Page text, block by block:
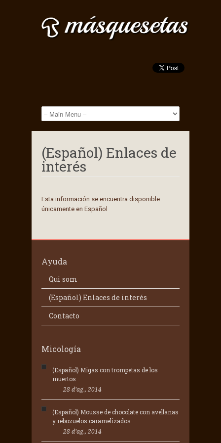
(Español) Enlaces de
interés
Esta información se encuentra disponible
únicamente en Español
Ayuda
Qui som
(Español) Enlaces de interés
Contacto
Micología
(Español) Migas con trompetas de los
muertos
28 d’ag., 2014
(Español) Mousse de chocolate con avellanas
y rebozuelos caramelizados
28 d’ag., 2014